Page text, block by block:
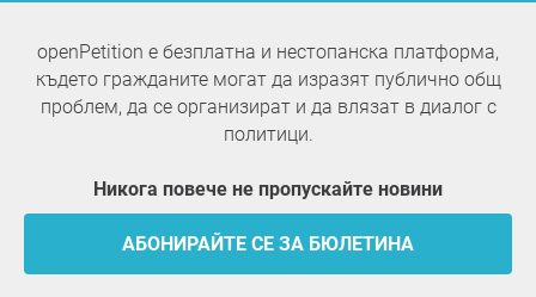
openPetition е безплатна и нестопанска платформа,
където гражданите могат да изразят публично общ
проблем, да се организират и да влязат в диалог с
политици.
Никога повече не пропускайте новини
АБОНИРАЙТЕ СЕ ЗА БЮЛЕТИНА